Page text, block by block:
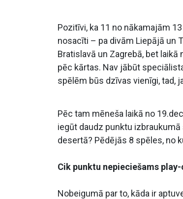
Pozitīvi, ka 11 no nākamajām
nosacīti – pa divām Liepājā un
Bratislavā un Zagrebā, bet
pēc kārtas. Nav jābūt
spēlēm būs dzīvas vienīgi, tad,
Pēc tam mēneša laikā no
iegūt daudz punktu
desertā? Pēdējās 8 spēles, no
Cik punktu nepieciešams
Nobeigumā par to, kāda ir